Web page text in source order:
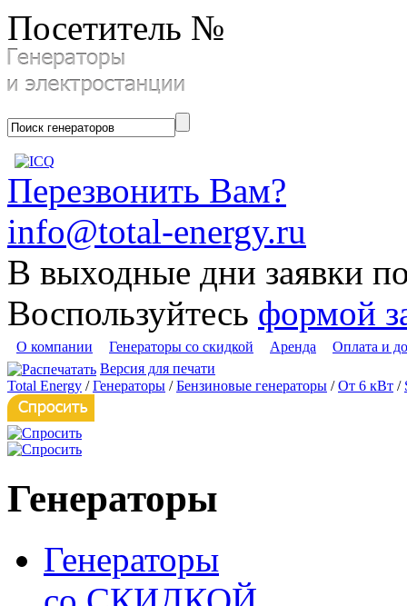
Посетитель №
Перезвонить Вам?
info@total-energy.ru
В выходные дни заявки
Воспользуйтесь формой
О компании Генераторы со скидкой Аренда
Оплата и
Версия для печати
Total Energy /Генераторы /Бензиновые генераторы /От 6 кВт /
Генераторы
Генераторы